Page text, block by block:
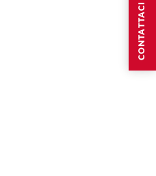
CONTATTACI